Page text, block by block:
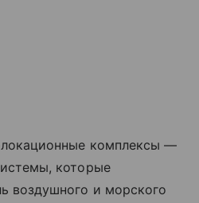
комплексы —
которые
воздушного и морского